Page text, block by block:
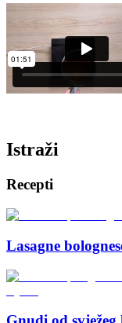
Istraži
Recepti
Lasagne